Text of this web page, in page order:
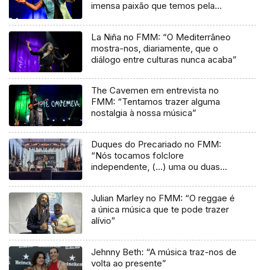
imensa paixão que temos pela
La Niña no FMM: “O Mediterrâneo
mostra-nos, diariamente, que o
diálogo entre culturas nunca acaba”
The Cavemen em entrevista no
FMM: “Tentamos trazer alguma
nostalgia à nossa música”
Duques do Precariado no FMM:
“Nós tocamos folclore
independente, (…) uma ou duas
Julian Marley no FMM: “O reggae é
a única música que te pode trazer
alívio”
Jehnny Beth: “A música traz-nos de
volta ao presente”